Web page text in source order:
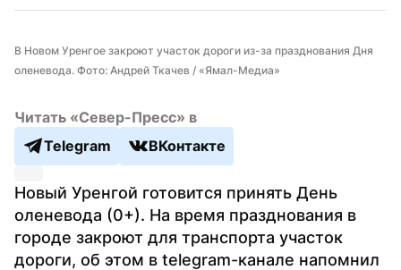
В Новом Уренгое закроют участок дороги из-за празднования Дня
оленевода. Фото: Андрей Ткачев / «Ямал-Медиа»
Читать «Север-Пресс» в
Telegram
ВКонтакте
Новый Уренгой готовится принять День
оленевода (0+). На время празднования в
городе закроют для транспорта участок
дороги, об этом в telegram-канале напомнил